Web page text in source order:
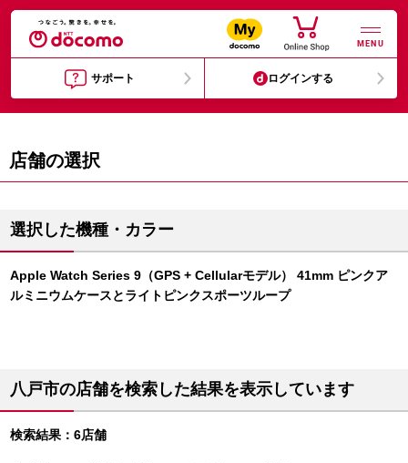
MENU
サポート ログインする
店舗の選択
選択した機種・カラー
Apple Watch Series 9（GPS + Cellularモデル） 41mm ピンクア
ルミニウムケースとライトピンクスポーツループ
八戸市の店舗を検索した結果を表示しています
検索結果：6店舗